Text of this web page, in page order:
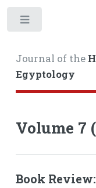
Journal of the
Egyptology
Volume 7
Book